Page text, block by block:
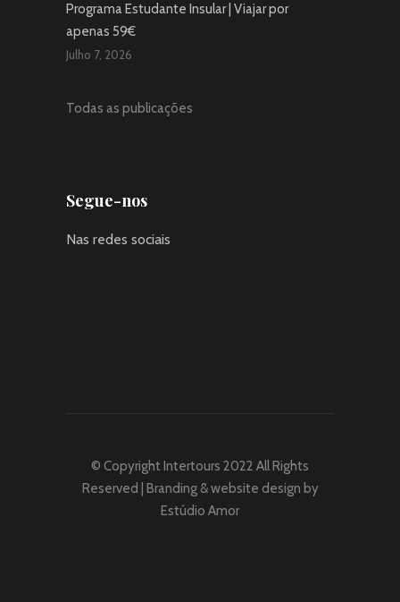
Programa Estudante Insular | Viajar por
apenas 59€
Julho 7, 2026
Todas as publicações
Segue-nos
Nas redes sociais
© Copyright Intertours 2022 All Rights
Reserved | Branding & website design by
Estúdio Amor